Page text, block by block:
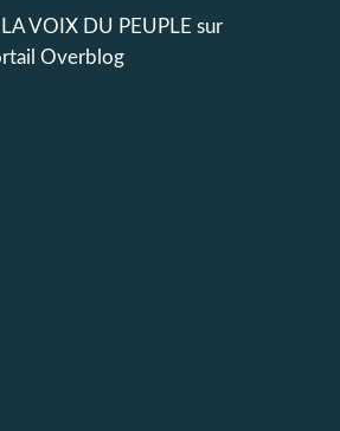
LA VOIX DU PEUPLE sur
Overblog